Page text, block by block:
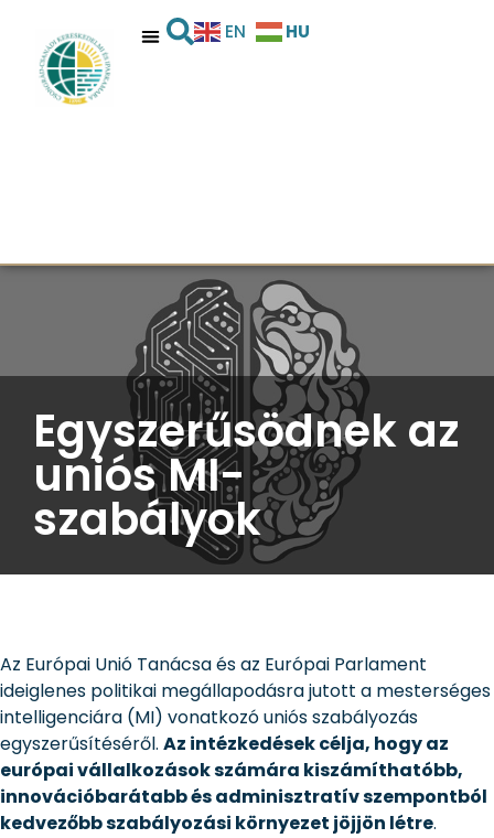
EN HU
Egyszerűsödnek az
uniós MI-
szabályok
Az Európai Unió Tanácsa és az Európai Parlament
ideiglenes politikai megállapodásra jutott a mesterséges
intelligenciára (MI) vonatkozó uniós szabályozás
egyszerűsítéséről. Az intézkedések célja, hogy az
európai vállalkozások számára kiszámíthatóbb,
innovációbarátabb és adminisztratív szempontból
kedvezőbb szabályozási környezet jöjjön létre.